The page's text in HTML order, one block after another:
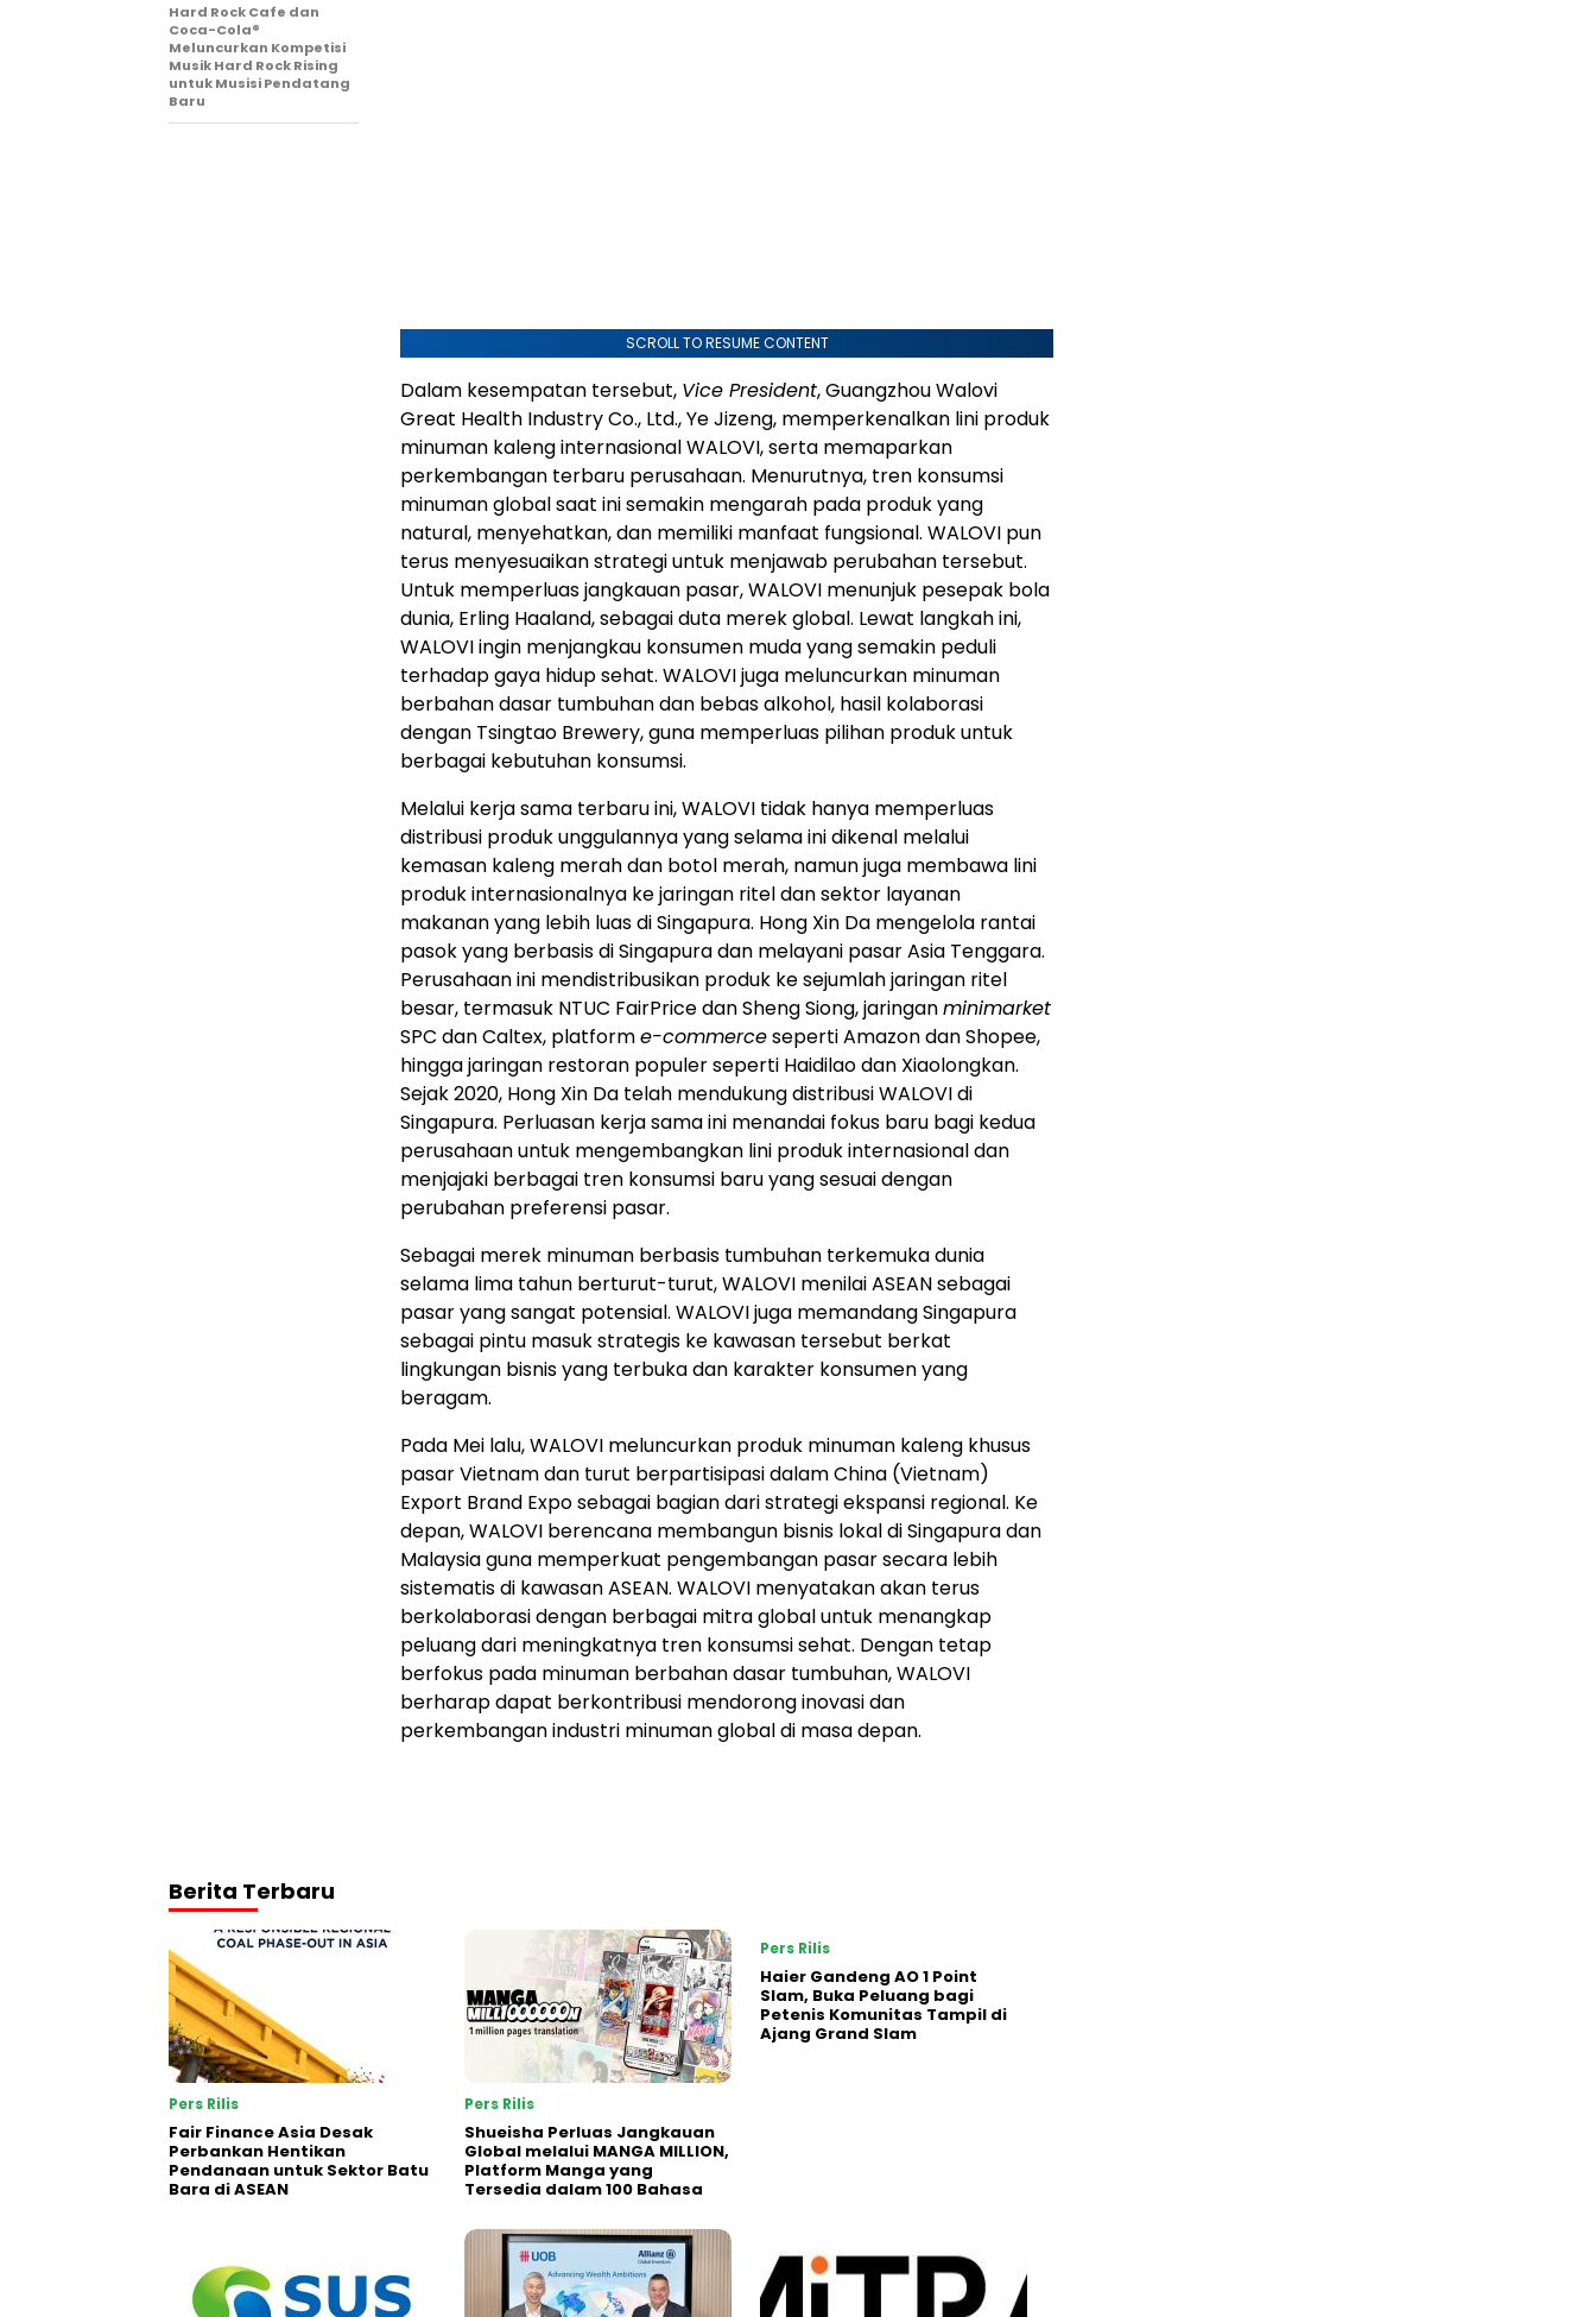
SCROLL TO RESUME CONTENT
Dalam kesempatan tersebut, Vice President, Guangzhou Walovi
Great Health Industry Co., Ltd., Ye Jizeng, memperkenalkan lini produk
minuman kaleng internasional WALOVI, serta memaparkan
perkembangan terbaru perusahaan. Menurutnya, tren konsumsi
minuman global saat ini semakin mengarah pada produk yang
natural, menyehatkan, dan memiliki manfaat fungsional. WALOVI pun
terus menyesuaikan strategi untuk menjawab perubahan tersebut.
Untuk memperluas jangkauan pasar, WALOVI menunjuk pesepak bola
dunia, Erling Haaland, sebagai duta merek global. Lewat langkah ini,
WALOVI ingin menjangkau konsumen muda yang semakin peduli
terhadap gaya hidup sehat. WALOVI juga meluncurkan minuman
berbahan dasar tumbuhan dan bebas alkohol, hasil kolaborasi
dengan Tsingtao Brewery, guna memperluas pilihan produk untuk
berbagai kebutuhan konsumsi.
Melalui kerja sama terbaru ini, WALOVI tidak hanya memperluas
distribusi produk unggulannya yang selama ini dikenal melalui
kemasan kaleng merah dan botol merah, namun juga membawa lini
produk internasionalnya ke jaringan ritel dan sektor layanan
makanan yang lebih luas di Singapura. Hong Xin Da mengelola rantai
pasok yang berbasis di Singapura dan melayani pasar Asia Tenggara.
Perusahaan ini mendistribusikan produk ke sejumlah jaringan ritel
besar, termasuk NTUC FairPrice dan Sheng Siong, jaringanminimarket
SPC dan Caltex, platforme-commerceseperti Amazon dan Shopee,
hingga jaringan restoran populer seperti Haidilao dan Xiaolongkan.
Sejak 2020, Hong Xin Da telah mendukung distribusi WALOVI di
Singapura. Perluasan kerja sama ini menandai fokus baru bagi kedua
perusahaan untuk mengembangkan lini produk internasional dan
menjajaki berbagai tren konsumsi baru yang sesuai dengan
perubahan preferensi pasar.
Sebagai merek minuman berbasis tumbuhan terkemuka dunia
selama lima tahun berturut-turut, WALOVI menilai ASEAN sebagai
pasar yang sangat potensial. WALOVI juga memandang Singapura
sebagai pintu masuk strategis ke kawasan tersebut berkat
lingkungan bisnis yang terbuka dan karakter konsumen yang
beragam.
Pada Mei lalu, WALOVI meluncurkan produk minuman kaleng khusus
pasar Vietnam dan turut berpartisipasi dalam China (Vietnam)
Export Brand Expo sebagai bagian dari strategi ekspansi regional. Ke
depan, WALOVI berencana membangun bisnis lokal di Singapura dan
Malaysia guna memperkuat pengembangan pasar secara lebih
sistematis di kawasan ASEAN. WALOVI menyatakan akan terus
berkolaborasi dengan berbagai mitra global untuk menangkap
peluang dari meningkatnya tren konsumsi sehat. Dengan tetap
berfokus pada minuman berbahan dasar tumbuhan, WALOVI
berharap dapat berkontribusi mendorong inovasi dan
perkembangan industri minuman global di masa depan.
Hard Rock Cafe dan
Coca-Cola®
Meluncurkan Kompetisi
Musik Hard Rock Rising
untuk Musisi Pendatang
Baru
Berita Terbaru
Pers Rilis
Fair Finance Asia Desak
Perbankan Hentikan
Pendanaan untuk Sektor Batu
Bara di ASEAN
Pers Rilis
Shueisha Perluas Jangkauan
Global melalui MANGA MILLION,
Platform Manga yang
Tersedia dalam 100 Bahasa
Pers Rilis
Haier Gandeng AO 1 Point
Slam, Buka Peluang bagi
Petenis Komunitas Tampil di
Ajang Grand Slam